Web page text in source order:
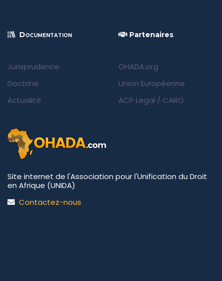
Documentation
Jurisprudence
Doctrine
Actualité
Partenaires
OHADA.org
Union Européenne
ACP Legal / CARO
Site internet de l'Association pour l'Unification du Droit
en Afrique (UNIDA)
Contactez-nous